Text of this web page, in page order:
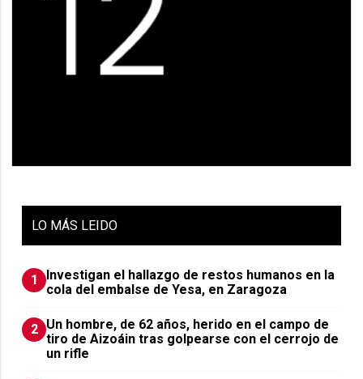
LO MÁS LEIDO
1
Investigan el hallazgo de restos humanos en la
cola del embalse de Yesa, en Zaragoza
2 Un hombre, de 62 años, herido en el campo de
tiro de Aizoáin tras golpearse con el cerrojo de
un rifle